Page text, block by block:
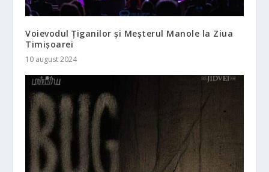
Voievodul Țiganilor și Meșterul Manole la Ziua
Timișoarei
10 august 2024